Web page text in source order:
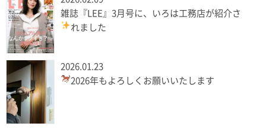
雑誌『LEE』3月号に、いろは工務店が紹介さ
れました
2026.01.23
2026年もよろしくお願いいたします